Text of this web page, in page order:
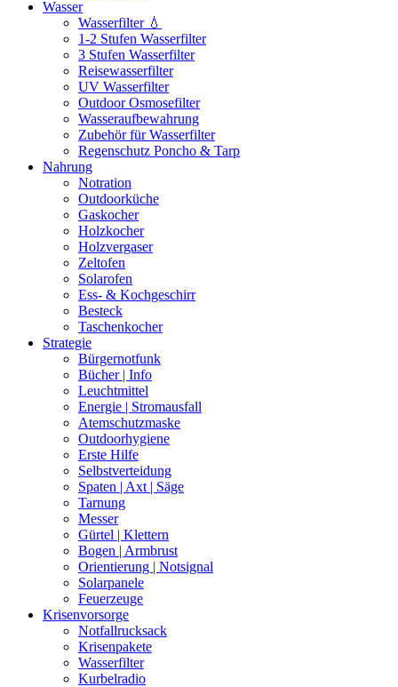
Wasser
Wasserfilter 💧
1-2 Stufen Wasserfilter
3 Stufen Wasserfilter
Reisewasserfilter
UV Wasserfilter
Outdoor Osmosefilter
Wasseraufbewahrung
Zubehör für Wasserfilter
Regenschutz Poncho & Tarp
Nahrung
Notration
Outdoorküche
Gaskocher
Holzkocher
Holzvergaser
Zeltofen
Solarofen
Ess- & Kochgeschirr
Besteck
Taschenkocher
Strategie
Bürgernotfunk
Bücher | Info
Leuchtmittel
Energie | Stromausfall
Atemschutzmaske
Outdoorhygiene
Erste Hilfe
Selbstverteidung
Spaten | Axt | Säge
Tarnung
Messer
Gürtel | Klettern
Bogen | Armbrust
Orientierung | Notsignal
Solarpanele
Feuerzeuge
Krisenvorsorge
Notfallrucksack
Krisenpakete
Wasserfilter
Kurbelradio